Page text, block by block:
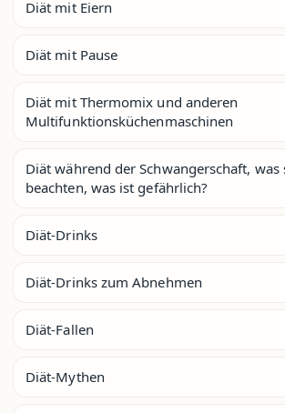
Diät mit Eiern
Diät mit Pause
Diät mit Thermomix und anderen
Multifunktionsküchenmaschinen
Diät während der Schwangerschaft, was
beachten, was ist gefährlich?
Diät-Drinks
Diät-Drinks zum Abnehmen
Diät-Fallen
Diät-Mythen